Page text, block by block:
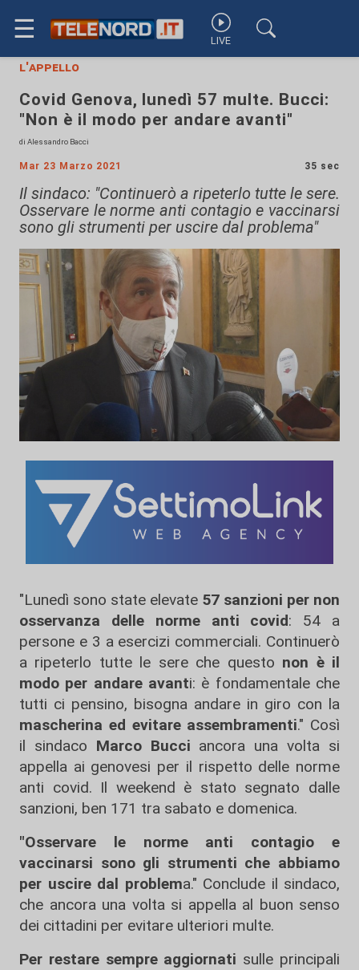
☰ LIVE
l'appello
Covid Genova, lunedì 57 multe. Bucci:
"Non è il modo per andare avanti"
di Alessandro Bacci
Mar 23 Marzo 2021 35 sec
Il sindaco: "Continuerò a ripeterlo tutte le sere.
Osservare le norme anti contagio e vaccinarsi
sono gli strumenti per uscire dal problema"
"Lunedì sono state elevate 57 sanzioni per non
osservanza delle norme anti covid: 54 a
persone e 3 a esercizi commerciali. Continuerò
a ripeterlo tutte le sere che questo non è il
modo per andare avanti: è fondamentale che
tutti ci pensino, bisogna andare in giro con la
mascherina ed evitare assembramenti." Così
il sindaco Marco Bucci ancora una volta si
appella ai genovesi per il rispetto delle norme
anti covid. Il weekend è stato segnato dalle
sanzioni, ben 171 tra sabato e domenica.
"Osservare le norme anti contagio e
vaccinarsi sono gli strumenti che abbiamo
per uscire dal problema." Conclude il sindaco,
che ancora una volta si appella al buon senso
dei cittadini per evitare ulteriori multe.
Per restare sempre aggiornati sulle principali